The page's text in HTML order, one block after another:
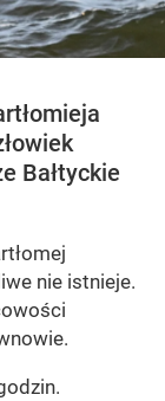
Bałtyckie
nie istnieje.